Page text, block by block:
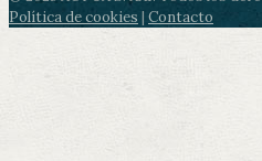
Política de cookies | Contacto